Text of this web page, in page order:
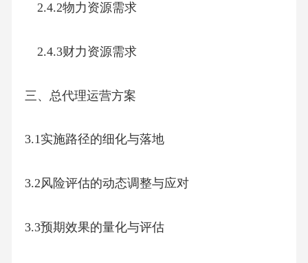
2.4.2物力资源需求
2.4.3财力资源需求
三、总代理运营方案
3.1实施路径的细化与落地
3.2风险评估的动态调整与应对
3.3预期效果的量化与评估